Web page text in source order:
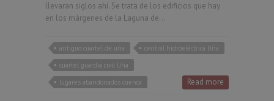
llevaran siglos ahí. Se trata de los edificios que hay
en los márgenes de la Laguna de…
antiguo cuartel de uña
central hidroeléctrica Uña
cuartel guardia civil Uña
lugares abandonados cuenca
Read more